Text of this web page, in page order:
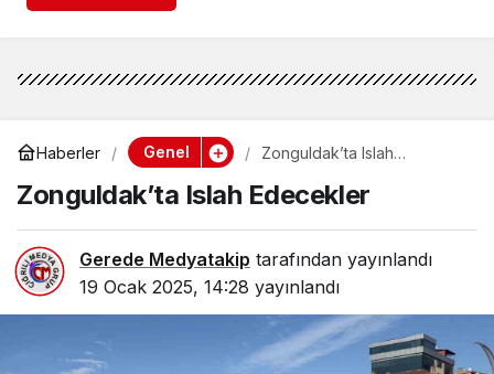
Haberler Genel
Zonguldak’ta Islah
Zonguldak’ta Islah Edecekler
Gerede Medyatakip tarafından yayınlandı
19 Ocak 2025, 14:28 yayınlandı